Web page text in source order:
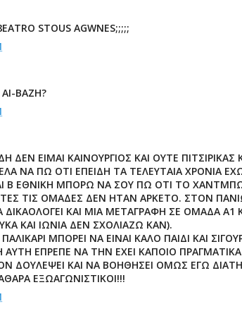
STOUS AGWNES;;;;;
ΒΑΖΗ?
ΔΕΝ ΕΙΜΑΙ ΚΑΙΝΟΥΡΓΙΟΣ ΚΑΙ ΟΥΤΕ ΠΙΤΣΙΡΙΚΑΣ
ΝΑ ΠΩ ΟΤΙ ΕΠΕΙΔΗ ΤΑ ΤΕΛΕΥΤΑΙΑ ΧΡΟΝΙΑ
Β ΕΘΝΙΚΗ ΜΠΟΡΩ ΝΑ ΣΟΥ ΠΩ ΟΤΙ ΤΟ
ΤΙΣ ΟΜΑΔΕΣ ΔΕΝ ΗΤΑΝ ΑΡΚΕΤΟ. ΣΤΟΝ
ΚΑΙ ΜΙΑ ΜΕΤΑΓΡΑΦΗ ΣΕ ΟΜΑΔΑ Α1
ΚΑΙ ΙΩΝΙΑ ΔΕΝ ΣΧΟΛΙΑΖΩ ΚΑΝ).
ΜΠΟΡΕΙ ΝΑ ΕΙΝΑΙ ΚΑΛΟ ΠΑΙΔΙ ΚΑΙ
ΕΠΡΕΠΕ ΝΑ ΤΗΝ ΕΧΕΙ ΚΑΠΟΙΟ
ΔΟΥΛΕΨΕΙ ΚΑΙ ΝΑ ΒΟΗΘΗΣΕΙ ΟΜΩΣ ΕΓΩ
ΕΞΩΑΓΩΝΙΣΤΙΚΟΙ!!!